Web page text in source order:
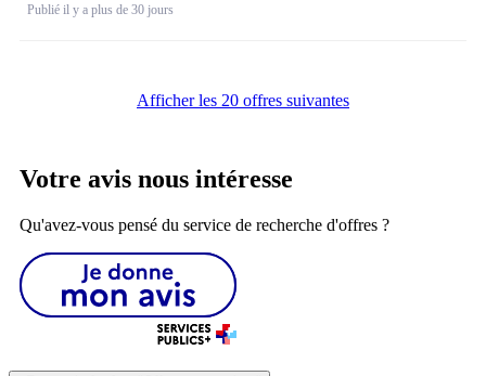
Publié il y a plus de 30 jours
Afficher les 20 offres suivantes
Votre avis nous intéresse
Qu'avez-vous pensé du service de recherche d'offres ?